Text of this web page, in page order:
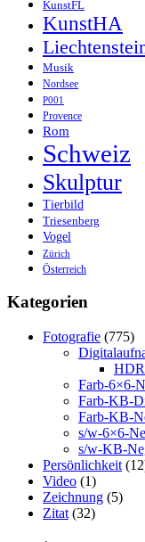
KunstFL
KunstHA
Musik
Nordsee
P001
Provence
Rom
Schweiz
Skulptur
Tierbild
Triesenberg
Vogel
Zürich
Österreich
Kategorien
Fotografie (775)
HDR
Farb-6×6-
Farb-KB-
Farb-KB-
s/w-6×6-
s/w-KB-
Persönlichkeit
Video (1)
Zeichnung (5)
Zitat (32)